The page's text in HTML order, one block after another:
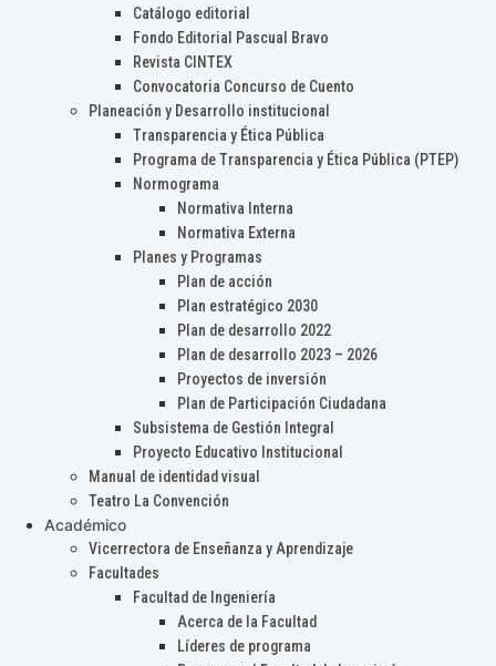
Catálogo editorial
Fondo Editorial Pascual Bravo
Revista CINTEX
Convocatoria Concurso de Cuento
Planeación y Desarrollo institucional
Transparencia y Ética Pública
Programa de Transparencia y Ética Pública (PTEP)
Normograma
Normativa Interna
Normativa Externa
Planes y Programas
Plan de acción
Plan estratégico 2030
Plan de desarrollo 2022
Plan de desarrollo 2023 – 2026
Proyectos de inversión
Plan de Participación Ciudadana
Subsistema de Gestión Integral
Proyecto Educativo Institucional
Manual de identidad visual
Teatro La Convención
Académico
Vicerrectora de Enseñanza y Aprendizaje
Facultades
Facultad de Ingeniería
Acerca de la Facultad
Líderes de programa